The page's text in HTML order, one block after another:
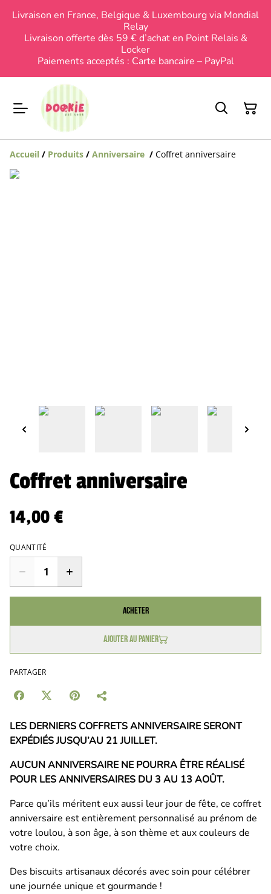
Livraison en France, Belgique & Luxembourg via Mondial
Relay
Livraison offerte dès 59 € d’achat en Point Relais &
Locker
Paiements acceptés : Carte bancaire – PayPal
Accueil / Produits / Anniversaire / Coffret anniversaire
Coffret anniversaire
14,00 €
QUANTITÉ
Acheter
Ajouter au panier
PARTAGER
LES DERNIERS COFFRETS ANNIVERSAIRE SERONT
EXPÉDIÉS JUSQU’AU 21 JUILLET.
AUCUN ANNIVERSAIRE NE POURRA ÊTRE RÉALISÉ
POUR LES ANNIVERSAIRES DU 3 AU 13 AOÛT.
Parce qu’ils méritent eux aussi leur jour de fête, ce coffret
anniversaire est entièrement personnalisé au prénom de
votre loulou, à son âge, à son thème et aux couleurs de
votre choix.
Des biscuits artisanaux décorés avec soin pour célébrer
une journée unique et gourmande !